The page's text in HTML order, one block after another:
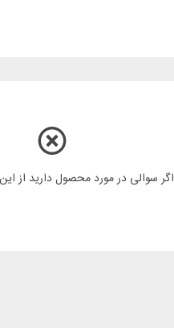
اگر سوالی در مورد محصول دارید از